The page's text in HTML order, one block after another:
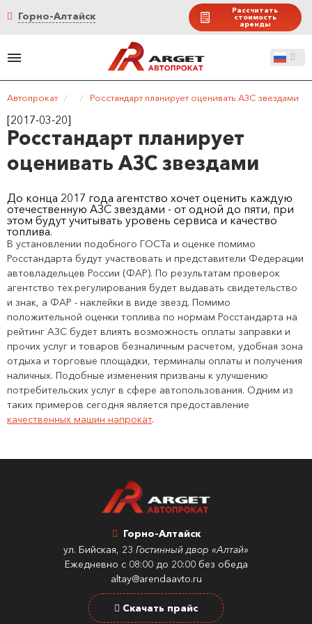
Горно-Алтайск Рассчитать
стоимость
аренды
Автопрокат / / Росстандарт планирует оценивать АЗС звездами
[2017-03-20]
Росстандарт планирует
оценивать АЗС звездами
До конца 2017 года агентство хочет оценить каждую
отечественную АЗС звездами - от одной до пяти, при
этом будут учитывать уровень сервиса и качество
топлива.
В установлении подобного ГОСТа и оценке помимо
Росстандарта будут участвовать и представители Федерации
автовладельцев России (ФАР). По результатам проверок
агентство тех.регулирования будет выдавать свидетельство
и знак, а ФАР - наклейки в виде звезд. Помимо
положительной оценки топлива по нормам Росстандарта на
рейтинг АЗС будет влиять возможность оплаты заправки и
прочих услуг и товаров безналичным расчетом, удобная зона
отдыха и торговые площадки, терминалы оплаты и получения
наличных. Подобные изменения призваны к улучшению
потребительских услуг в сфере автопользования. Одним из
таких примеров сегодня является предоставление
качественных машин напрокат.
Горно-Алтайск
ул. Бийская, 23 Гостинный двор «Алтай»
Ежедневно с 08:00 до 20:00 без обеда
altay@arendaavto.ru
Скачать прайс